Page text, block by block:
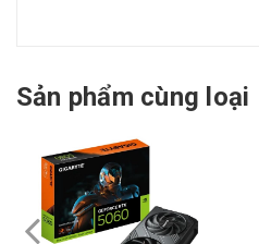
Sản phẩm cùng loại